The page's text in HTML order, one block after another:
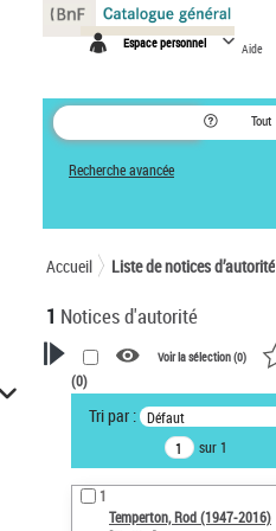
Espace personnel Aide
Tout
Recherche avancée
Accueil Liste de notices d’autorité
1 Notices d'autorité
VOTRE RECHERCHE
Recherche avancée dans les
notices d’autorité
Œuvres liées à l'auteur :
Temperton, Rod (1947-2016)
Voir la sélection (0)
(0)
Tri par : Défaut
sur 1
1
Temperton, Rod (1947-2016)
Panneau de gestion des cookies